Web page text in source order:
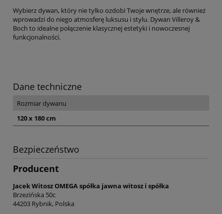
Wybierz dywan, który nie tylko ozdobi Twoje wnętrze, ale również
wprowadzi do niego atmosferę luksusu i stylu. Dywan Villeroy &
Boch to idealne połączenie klasycznej estetyki i nowoczesnej
funkcjonalności.
Dane techniczne
Rozmiar dywanu
120 x 180 cm
Bezpieczeństwo
Producent
Jacek Witosz OMEGA spółka jawna witosz i spółka
Brzezińska 50c
44203 Rybnik, Polska